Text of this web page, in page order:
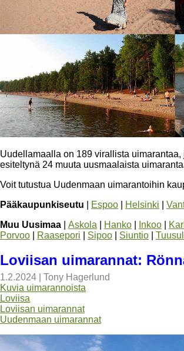
Uudellamaalla on 189 virallista
esiteltynä 24 muuta uusmaalaista
Voit tutustua Uudenmaan uimarantoihin
Pääkaupunkiseutu
Espoo Helsinki
Muu Uusimaa
Askola Hanko Inkoo
Porvoo
Raasepori Sipoo Siuntio
Loviisan uimarannat:
1.2.2024
Tony Hagerlund
Kuvia uimarannoista
Loviisa
Loviisan uimarannat
Uudenmaan uimarannat